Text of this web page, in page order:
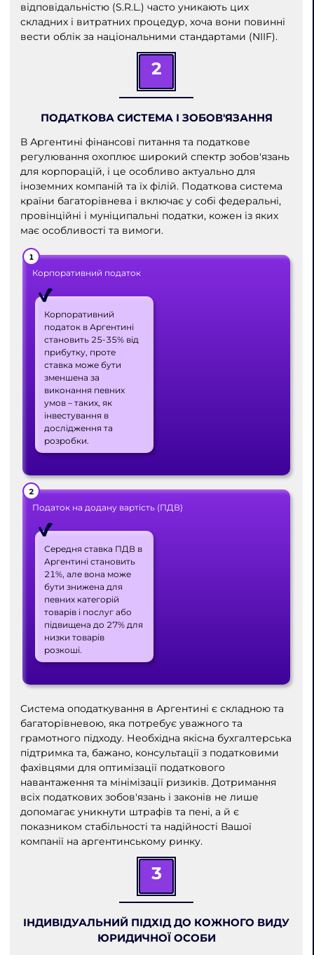
відповідальністю (S.R.L.) часто уникають цих
складних і витратних процедур, хоча вони повинні
вести облік за національними стандартами (NIIF).
2
ПОДАТКОВА СИСТЕМА І ЗОБОВ'ЯЗАННЯ
В Аргентині фінансові питання та податкове
регулювання охоплює широкий спектр зобов'язань
для корпорацій, і це особливо актуально для
іноземних компаній та їх філій. Податкова система
країни багаторівнева і включає у собі федеральні,
провінційні і муніципальні податки, кожен із яких
має особливості та вимоги.
Корпоративний податок
Корпоративний
податок в Аргентині
становить 25-35% від
прибутку, проте
ставка може бути
зменшена за
виконання певних
умов – таких, як
інвестування в
дослідження та
розробки.
Податок на додану вартість (ПДВ)
Середня ставка ПДВ в
Аргентині становить
21%, але вона може
бути знижена для
певних категорій
товарів і послуг або
підвищена до 27% для
низки товарів
розкоші.
Система оподаткування в Аргентині є складною та
багаторівневою, яка потребує уважного та
грамотного підходу. Необхідна якісна бухгалтерська
підтримка та, бажано, консультації з податковими
фахівцями для оптимізації податкового
навантаження та мінімізації ризиків. Дотримання
всіх податкових зобов'язань і законів не лише
допомагає уникнути штрафів та пені, а й є
показником стабільності та надійності Вашої
компанії на аргентинському ринку.
3
ІНДИВІДУАЛЬНИЙ ПІДХІД ДО КОЖНОГО ВИДУ
ЮРИДИЧНОЇ ОСОБИ